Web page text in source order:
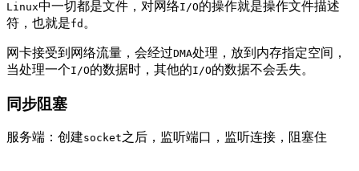
Linux中一切都是文件，对网络I/O的操作就是操作文件描述
符，也就是fd 。
网卡接受到网络流量，会经过DMA处理，放到内存指定空间，
当处理一个I/O的数据时，其他的I/O的数据不会丢失。
同步阻塞
服务端：创建socket之后，监听端口，监听连接，阻塞住